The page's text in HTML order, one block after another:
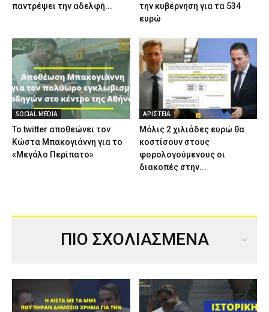
παντρέψει την αδελφή...
την κυβέρνηση για τα 534
ευρώ
SOCIAL MEDIA
Το twitter αποθεώνει τον
Κώστα Μπακογιάννη για το
«Μεγάλο Περίπατο»
ΑΡΙΣΤΕΙΑ
Μόλις 2 χιλιάδες ευρώ θα
κοστίσουν στους
φορολογούμενους οι
διακοπές στην...
ΠΙΟ ΣΧΟΛΙΑΣΜΕΝΑ